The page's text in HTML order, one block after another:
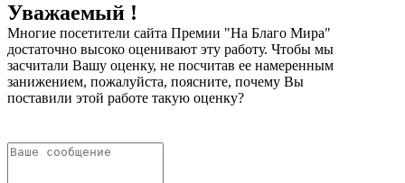
Уважаемый !
Многие посетители сайта Премии "На Благо Мира"
достаточно высоко оценивают эту работу. Чтобы мы
засчитали Вашу оценку, не посчитав ее намеренным
занижением, пожалуйста, поясните, почему Вы
поставили этой работе такую оценку?